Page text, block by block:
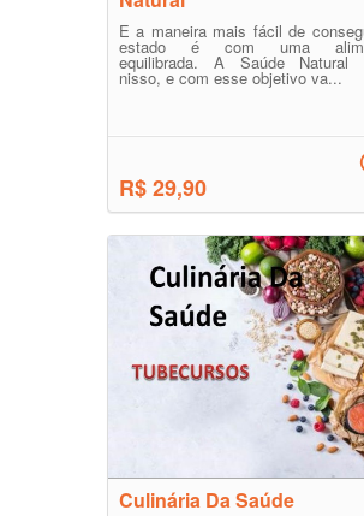
E a maneira mais fácil de
estado é com uma
equilibrada. A Saúde Natural
nisso, e com esse objetivo va...
R$ 29,90
Culinária Da Saúde